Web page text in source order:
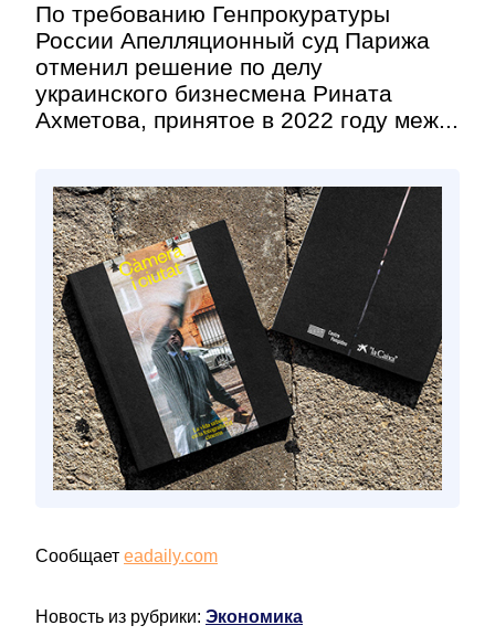
По требованию Генпрокуратуры
России Апелляционный суд Парижа
отменил решение по делу
украинского бизнесмена Рината
Ахметова, принятое в 2022 году меж...
Сообщает eadaily.com
Новость из рубрики: Экономика